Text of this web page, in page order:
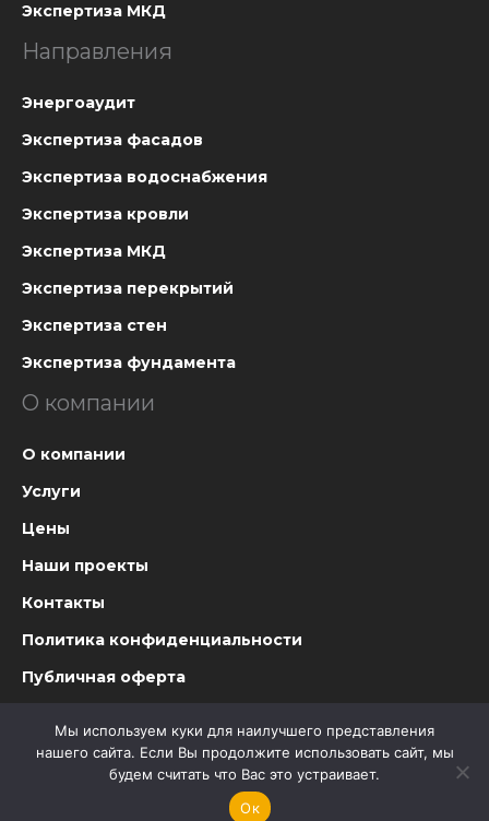
Экспертиза МКД
Направления
Энергоаудит
Экспертиза фасадов
Экспертиза водоснабжения
Экспертиза кровли
Экспертиза МКД
Экспертиза перекрытий
Экспертиза стен
Экспертиза фундамента
О компании
О компании
Услуги
Цены
Наши проекты
Контакты
Политика конфиденциальности
Публичная оферта
© Все права защищены 2023
Мы используем куки для наилучшего представления
нашего сайта. Если Вы продолжите использовать сайт, мы
будем считать что Вас это устраивает.
Ок